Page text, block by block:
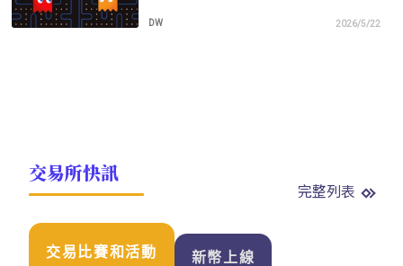
DW 2026/5/22
交易所快訊
完整列表
交易比賽和活動 新幣上線